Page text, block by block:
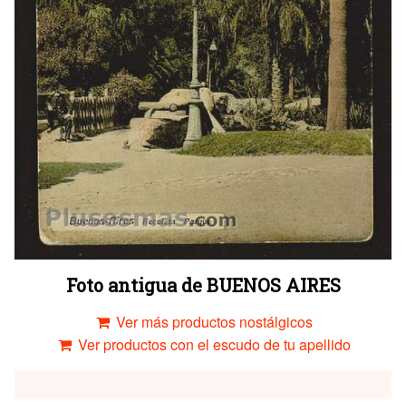
Foto antigua de BUENOS AIRES
Ver más productos nostálgicos
Ver productos con el escudo de tu apellido